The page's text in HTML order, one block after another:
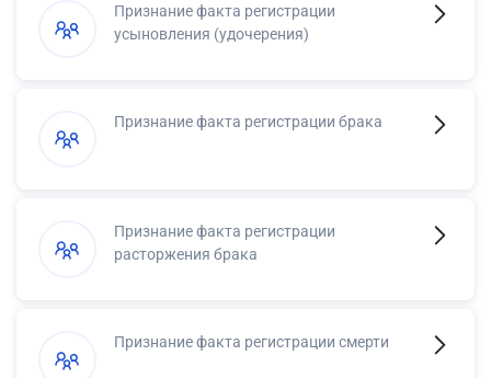
Признание факта регистрации
усыновления (удочерения)
Признание факта регистрации брака
Признание факта регистрации
расторжения брака
Признание факта регистрации смерти